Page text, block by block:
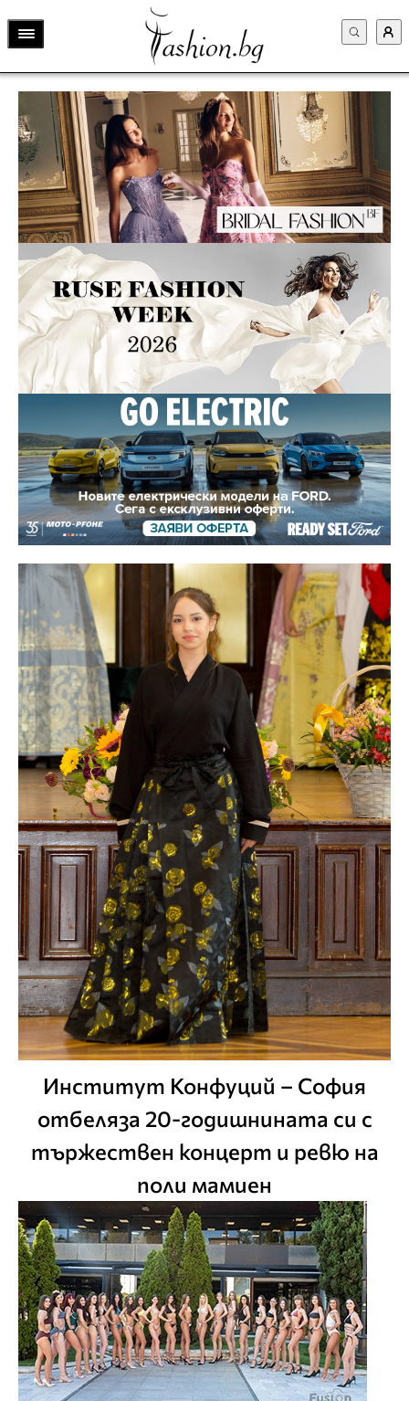
Институт Конфуций – София
отбеляза 20-годишнината си с
тържествен концерт и ревю на
поли мамиен